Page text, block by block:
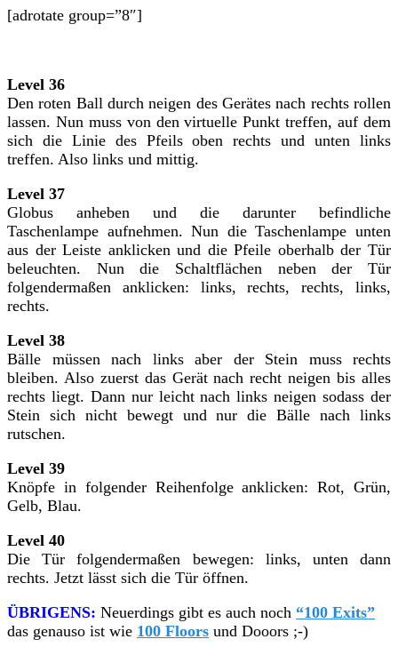
[adrotate group=”8″]
Level 36
Den roten Ball durch neigen des Gerätes nach rechts rollen
lassen. Nun muss von den virtuelle Punkt treffen, auf dem
sich die Linie des Pfeils oben rechts und unten links
treffen. Also links und mittig.
Level 37
Globus anheben und die darunter befindliche
Taschenlampe aufnehmen. Nun die Taschenlampe unten
aus der Leiste anklicken und die Pfeile oberhalb der Tür
beleuchten. Nun die Schaltflächen neben der Tür
folgendermaßen anklicken: links, rechts, rechts, links,
rechts.
Level 38
Bälle müssen nach links aber der Stein muss rechts
bleiben. Also zuerst das Gerät nach recht neigen bis alles
rechts liegt. Dann nur leicht nach links neigen sodass der
Stein sich nicht bewegt und nur die Bälle nach links
rutschen.
Level 39
Knöpfe in folgender Reihenfolge anklicken: Rot, Grün,
Gelb, Blau.
Level 40
Die Tür folgendermaßen bewegen: links, unten dann
rechts. Jetzt lässt sich die Tür öffnen.
ÜBRIGENS: Neuerdings gibt es auch noch “100 Exits”
das genauso ist wie 100 Floors und Dooors ;-)